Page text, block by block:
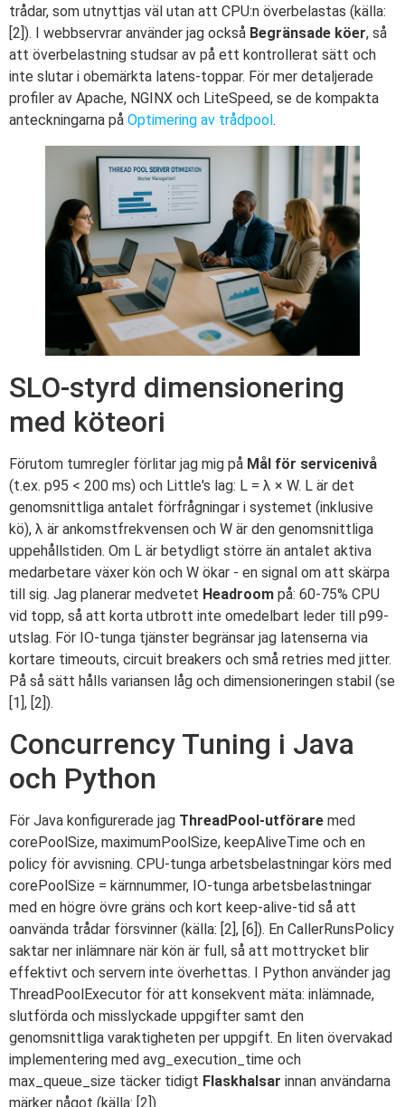
trådar, som utnyttjas väl utan att CPU:n överbelastas (källa:
[2]). I webbservrar använder jag också Begränsade köer, så
att överbelastning studsar av på ett kontrollerat sätt och
inte slutar i obemärkta latens-toppar. För mer detaljerade
profiler av Apache, NGINX och LiteSpeed, se de kompakta
anteckningarna på Optimering av trådpool.
SLO-styrd dimensionering
med köteori
Förutom tumregler förlitar jag mig på Mål för servicenivå
(t.ex. p95 < 200 ms) och Little's lag: L = λ × W. L är det
genomsnittliga antalet förfrågningar i systemet (inklusive
kö), λ är ankomstfrekvensen och W är den genomsnittliga
uppehållstiden. Om L är betydligt större än antalet aktiva
medarbetare växer kön och W ökar - en signal om att skärpa
till sig. Jag planerar medvetet Headroom på: 60-75% CPU
vid topp, så att korta utbrott inte omedelbart leder till p99-
utslag. För IO-tunga tjänster begränsar jag latenserna via
kortare timeouts, circuit breakers och små retries med jitter.
På så sätt hålls variansen låg och dimensioneringen stabil (se
[1], [2]).
Concurrency Tuning i Java
och Python
För Java konfigurerade jag ThreadPool-utförare med
corePoolSize, maximumPoolSize, keepAliveTime och en
policy för avvisning. CPU-tunga arbetsbelastningar körs med
corePoolSize = kärnnummer, IO-tunga arbetsbelastningar
med en högre övre gräns och kort keep-alive-tid så att
oanvända trådar försvinner (källa: [2], [6]). En CallerRunsPolicy
saktar ner inlämnare när kön är full, så att mottrycket blir
effektivt och servern inte överhettas. I Python använder jag
ThreadPoolExecutor för att konsekvent mäta: inlämnade,
slutförda och misslyckade uppgifter samt den
genomsnittliga varaktigheten per uppgift. En liten övervakad
implementering med avg_execution_time och
max_queue_size täcker tidigt Flaskhalsar innan användarna
märker något (källa: [2]).